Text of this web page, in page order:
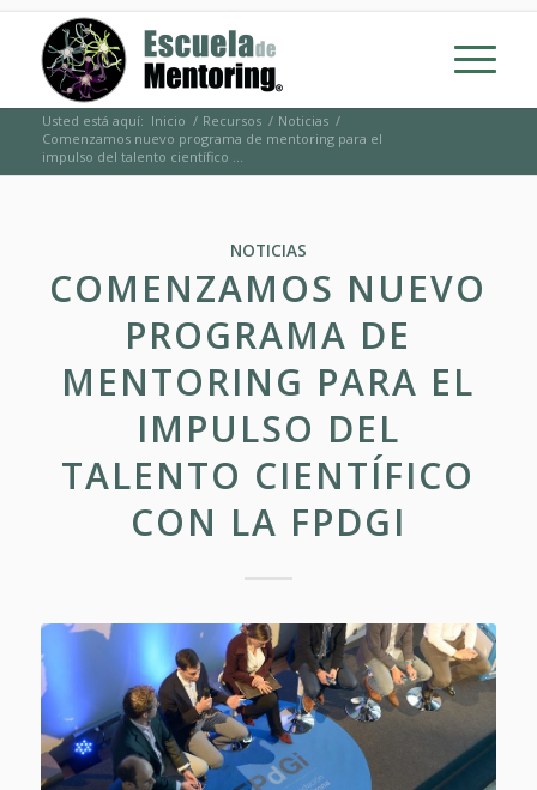
Usted está aquí: Inicio / Recursos / Noticias /
Comenzamos nuevo programa de mentoring para el
impulso del talento científico ...
NOTICIAS
COMENZAMOS NUEVO
PROGRAMA DE
MENTORING PARA EL
IMPULSO DEL
TALENTO CIENTÍFICO
CON LA FPDGI